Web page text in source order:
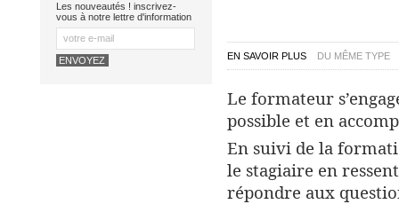
EN SAVOIR PLUS DU MÊME TYPE
Le formateur
possible et en
En suivi de la
le stagiaire en
répondre aux
Les nouveautés ! inscrivez-
vous à notre lettre d'information